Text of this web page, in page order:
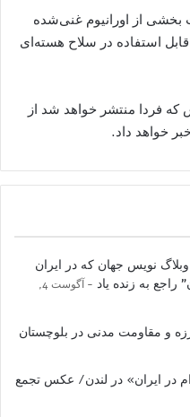
بخشی از اورانیوم غنی‌شده
استفاده در سلاح هسته‌ای
که فردا منتشر خواهد شد از
خواهد داد.
نویس جهان که در ایران
به زنده یاد
آگوست 4,
و مقاومت مدنی در بلوچستان
در ایران» در لندن/ عکس تجمع